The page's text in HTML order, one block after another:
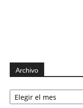
Archivo
Archivo